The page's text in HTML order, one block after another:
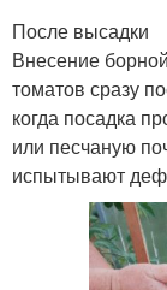
После высадки
Внесение
томатов сразу
когда посадка
или песчаную
испытывают